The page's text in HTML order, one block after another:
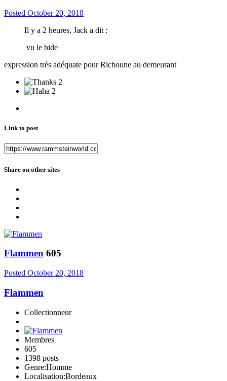
Posted October 20, 2018
Il y a 2 heures, Jack a dit :
vu le bide
expression très adéquate pour Richoune au demeurant
2
2
Link to post
Share on other sites
Flammen 605
Posted October 20, 2018
Flammen
Collectionneur
Membres
605
1398 posts
Genre:Homme
Localisation:Bordeaux